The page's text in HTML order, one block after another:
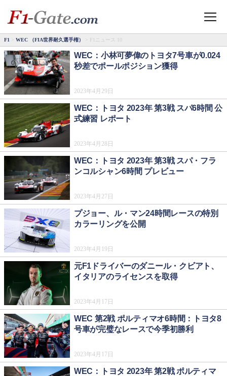
F1 > WEC （FIA世界耐久選手権） > F1ニュース 10
WEC：小林可夢偉のトヨタ7号車が0.024
秒差でポールポジション獲得
2023年4月29日
WEC：トヨタ 2023年 第3戦 スパ6時間 公
式練習 レポート
2023年4月28日
WEC：トヨタ 2023年 第3戦 スパ・フラ
ンコルシャン6時間 プレビュー
2023年4月27日
プジョー、ル・マン24時間レースの特別
カラーリングを公開
2023年4月19日
元F1ドライバーのダニール・クビアト、
イタリアのライセンスを取得
2023年4月17日
WEC 第2戦 ポルティマオ6時間：トヨタ8
号車が完璧なレースで今季初勝利
2023年4月17日
WEC：トヨタ 2023年 第2戦 ポルティマ